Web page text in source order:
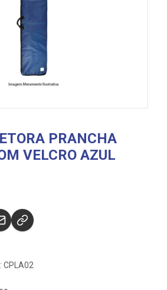
PRANCHA
VELCRO AZUL
CPLA02